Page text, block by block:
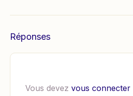
Réponses
Vous devez vous connecter